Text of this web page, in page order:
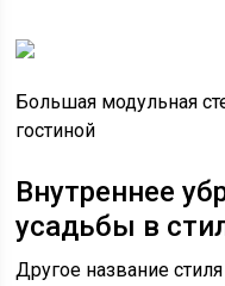
Большая модульная
гостиной
Внутреннее
усадьбы в
Другое название